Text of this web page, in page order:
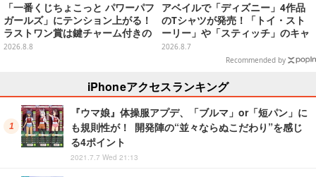
「一番くじちょこっと パワーパフ
ガールズ」にテンション上がる！
ラストワン賞は鍵チャーム付きの
シール帳スペシャルセット
2026.8.8
アベイルで「ディズニー」4作品
のTシャツが発売！「トイ・スト
ーリー」や「スティッチ」のキャ
ラを刺しゅうでデザイン
2026.8.7
Recommended by
iPhoneアクセスランキング
『ウマ娘』体操服アプデ、「ブルマ」or「短パン」に
も規則性が！ 開発陣の“並々ならぬこだわり”を感じ
る4ポイント
2021.7.7 Wed 21:13